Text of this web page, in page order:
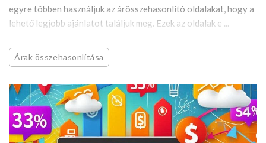
egyre többen használjuk az árösszehasonlító oldalakat, hogy a
lehető legjobb ajánlatot találjuk meg. Ezek az oldalak e ...
Árak összehasonlítása